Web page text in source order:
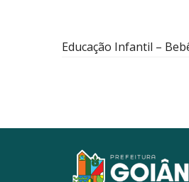
Educação Infantil –